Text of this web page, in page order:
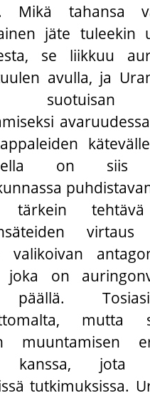
Mikä tahansa
jäte tuleekin
se liikkuu
avulla, ja
suotuisan
on
tärkein
virtaus
valikoivan
joka on
päällä.
mutta
muuntamisen
kanssa, jota
tutkimuksissa.